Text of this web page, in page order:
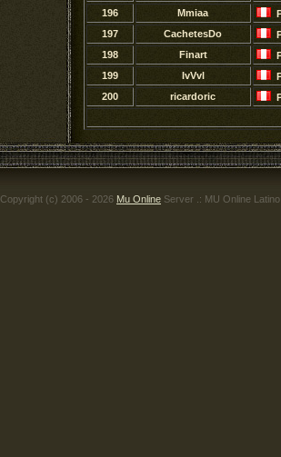
196
Mmiaa
197
CachetesDo
198
Finart
199
IvVvl
200
ricardoric
Copyright (c) 2006 - 2026 Mu Online Server .: MU Online